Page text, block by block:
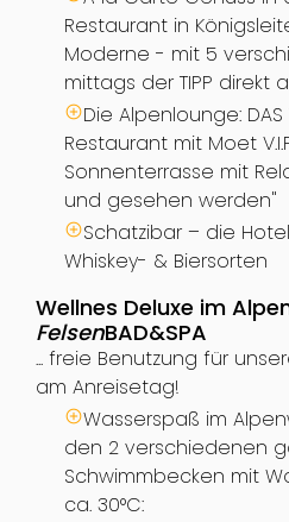
Restaurant in
Moderne - mit 5
mittags der TIPP direkt
Die Alpenlounge:
Restaurant mit Moet
Sonnenterrasse mit
und gesehen werden"
Schatzibar – die
Whiskey- & Biersorten
Wellnes Deluxe im
FelsenBAD&SPA
... freie Benutzung für
am Anreisetag!
Wasserspaß im
den 2 verschiedenen
Schwimmbecken mit
ca. 30°C: